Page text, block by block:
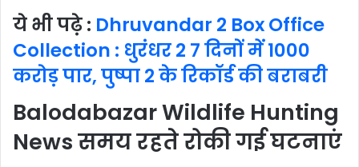
ये भी पढ़े : Dhruvandar 2 Box Office
Collection : धुरंधर 2 7 दिनों में 1000
करोड़ पार, पुष्पा 2 के रिकॉर्ड की बराबरी
Balodabazar Wildlife Hunting
News समय रहते रोकी गई घटनाएं